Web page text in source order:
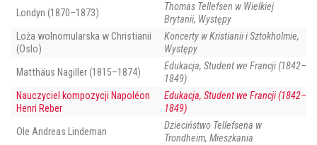
Londyn (1870–1873)
Thomas Tellefsen w Wielkiej
Brytanii, Występy
Loża wolnomularska w Christianii
(Oslo)
Koncerty w Kristianii i Sztokholmie,
Występy
Matthäus Nagiller (1815–1874)
Edukacja, Student we Francji (1842–
1849)
Nauczyciel kompozycji Napoléon
Henri Reber
Edukacja, Student we Francji (1842–
1849)
Ole Andreas Lindeman
Dzieciństwo Tellefsena w
Trondheim, Mieszkania